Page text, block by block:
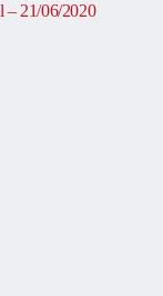
– 21/06/2020